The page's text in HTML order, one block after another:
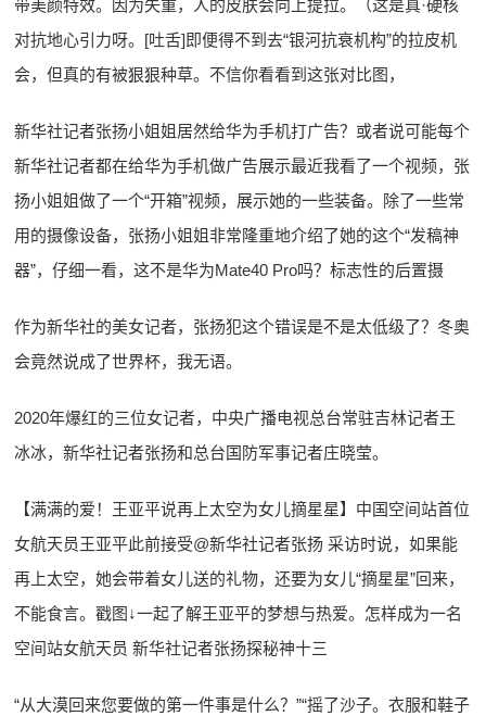
带美颜特效。因为失重，人的皮肤会向上提拉。（这是真·硬核
对抗地心引力呀。[吐舌]即便得不到去“银河抗衰机构”的拉皮机
会，但真的有被狠狠种草。不信你看看到这张对比图，
新华社记者张扬小姐姐居然给华为手机打广告？或者说可能每个
新华社记者都在给华为手机做广告展示最近我看了一个视频，张
扬小姐姐做了一个“开箱”视频，展示她的一些装备。除了一些常
用的摄像设备，张扬小姐姐非常隆重地介绍了她的这个“发稿神
器”，仔细一看，这不是华为Mate40 Pro吗？标志性的后置摄
作为新华社的美女记者，张扬犯这个错误是不是太低级了？冬奥
会竟然说成了世界杯，我无语。
2020年爆红的三位女记者，中央广播电视总台常驻吉林记者王
冰冰，新华社记者张扬和总台国防军事记者庄晓莹。
【满满的爱！王亚平说再上太空为女儿摘星星】中国空间站首位
女航天员王亚平此前接受@新华社记者张扬 采访时说，如果能
再上太空，她会带着女儿送的礼物，还要为女儿“摘星星”回来，
不能食言。戳图↓一起了解王亚平的梦想与热爱。怎样成为一名
空间站女航天员 新华社记者张扬探秘神十三
“从大漠回来您要做的第一件事是什么？”“摇了沙子。衣服和鞋子